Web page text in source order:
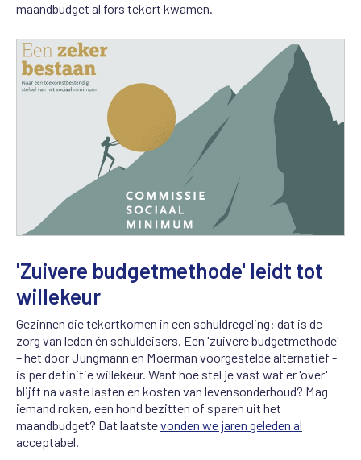
maandbudget al fors tekort kwamen.
'Zuivere budgetmethode' leidt tot
willekeur
Gezinnen die tekortkomen in een schuldregeling: dat is de
zorg van leden én schuldeisers. Een 'zuivere budgetmethode'
– het door Jungmann en Moerman voorgestelde alternatief -
is per definitie willekeur. Want hoe stel je vast wat er 'over'
blijft na vaste lasten en kosten van levensonderhoud? Mag
iemand roken, een hond bezitten of sparen uit het
maandbudget? Dat laatstevonden we jaren geleden al
acceptabel.